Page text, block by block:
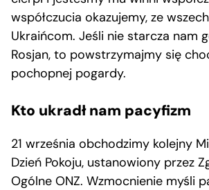
współczucia okazujemy, ze
Ukraińcom. Jeśli nie starcza nam
Rosjan, to powstrzymajmy się
pochopnej pogardy.
Kto ukradł nam pacyfizm
21 września obchodzimy kolejny
Dzień Pokoju, ustanowiony przez
Ogólne ONZ. Wzmocnienie myśli